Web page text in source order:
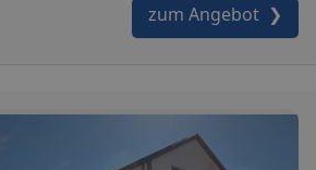
zum Angebot ❯